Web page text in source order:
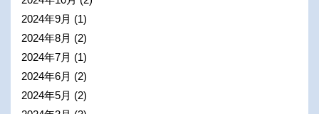
2024年9月 (1)
2024年8月 (2)
2024年7月 (1)
2024年6月 (2)
2024年5月 (2)